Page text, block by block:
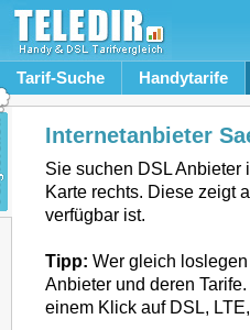
Tarif-Suche Handytarife
Internetanbieter
Sie suchen DSL
Karte rechts. Diese zeigt
verfügbar ist.
Tipp: Wer gleich
Anbieter und deren
einem Klick auf DSL,